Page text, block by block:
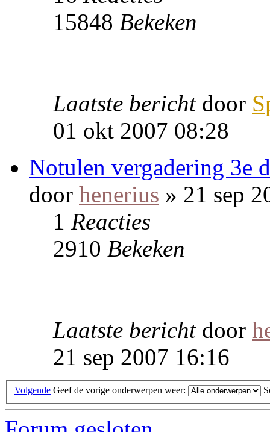
15848 Bekeken
Laatste bericht door
01 okt 2007 08:28
Notulen vergadering 3e
door henerius » 21 sep
1 Reacties
2910 Bekeken
Laatste bericht door
21 sep 2007 16:16
Volgende Geef de vorige onderwerpen weer: